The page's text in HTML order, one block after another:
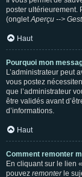
poster ultérieurement.
(ongletAperçu -->
Haut
Pourquoi mon
L’administrateur peut
vous postez
que l’administrateur
être validés avant
d’informations.
Haut
Comment remonter
En cliquant sur le lien
pouvez remonterle